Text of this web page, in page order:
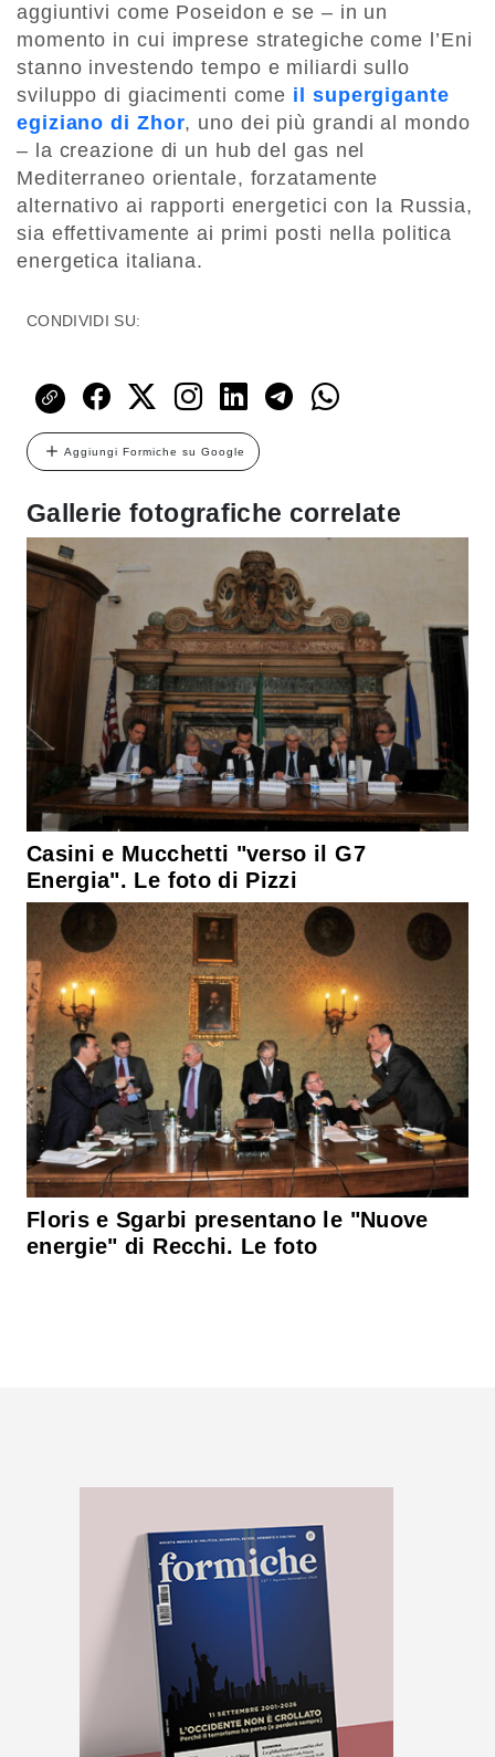
aggiuntivi come Poseidon e se – in un
momento in cui imprese strategiche come l’Eni
stanno investendo tempo e miliardi sullo
sviluppo di giacimenti come il supergigante
egiziano di Zhor, uno dei più grandi al mondo
– la creazione di un hub del gas nel
Mediterraneo orientale, forzatamente
alternativo ai rapporti energetici con la Russia,
sia effettivamente ai primi posti nella politica
energetica italiana.
CONDIVIDI SU:
Aggiungi Formiche su Google
Gallerie fotografiche correlate
Casini e Mucchetti "verso il G7
Energia". Le foto di Pizzi
Floris e Sgarbi presentano le "Nuove
energie" di Recchi. Le foto